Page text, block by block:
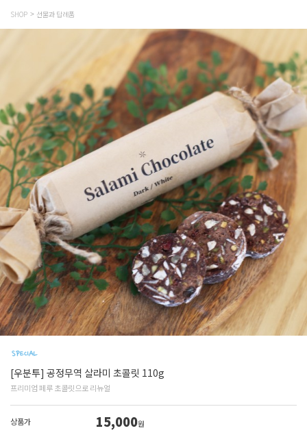
SHOP 선물과 답례품
[우분투] 공정무역 살라미 초콜릿 110g
프리미엄 페루 초콜릿으로 리뉴얼
상품가 15,000원